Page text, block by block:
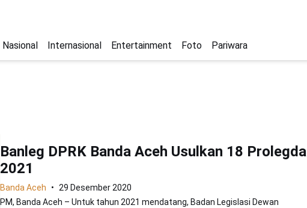
Nasional Internasional Entertainment Foto Pariwara
Banleg DPRK Banda Aceh Usulkan 18 Prolegda
2021
Banda Aceh
29 Desember 2020
PM, Banda Aceh – Untuk tahun 2021 mendatang, Badan Legislasi Dewan